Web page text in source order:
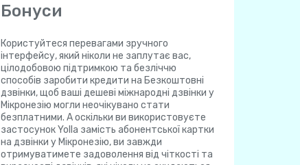
Бонуси
Користуйтеся перевагами зручного
інтерфейсу, який ніколи не заплутає вас,
цілодобовою підтримкою та безліччю
способів заробити кредити на Безкоштовні
дзвінки, щоб ваші дешеві міжнародні дзвінки у
Мікронезію могли неочікувано стати
безплатними. А оскільки ви використовуєте
застосунок Yolla замість абонентської картки
на дзвінки у Мікронезію, ви завжди
отримуватимете задоволення від чіткості та